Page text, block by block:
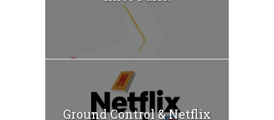
Ground Control & Netflix